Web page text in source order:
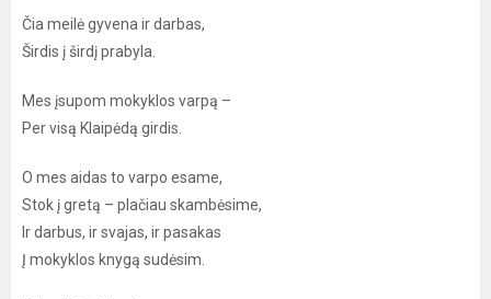
Čia meilė gyvena ir darbas,
Širdis į širdį prabyla.
Mes įsupom mokyklos varpą –
Per visą Klaipėdą girdis.
O mes aidas to varpo esame,
Stok į gretą – plačiau skambėsime,
Ir darbus, ir svajas, ir pasakas
Į mokyklos knygą sudėsim.